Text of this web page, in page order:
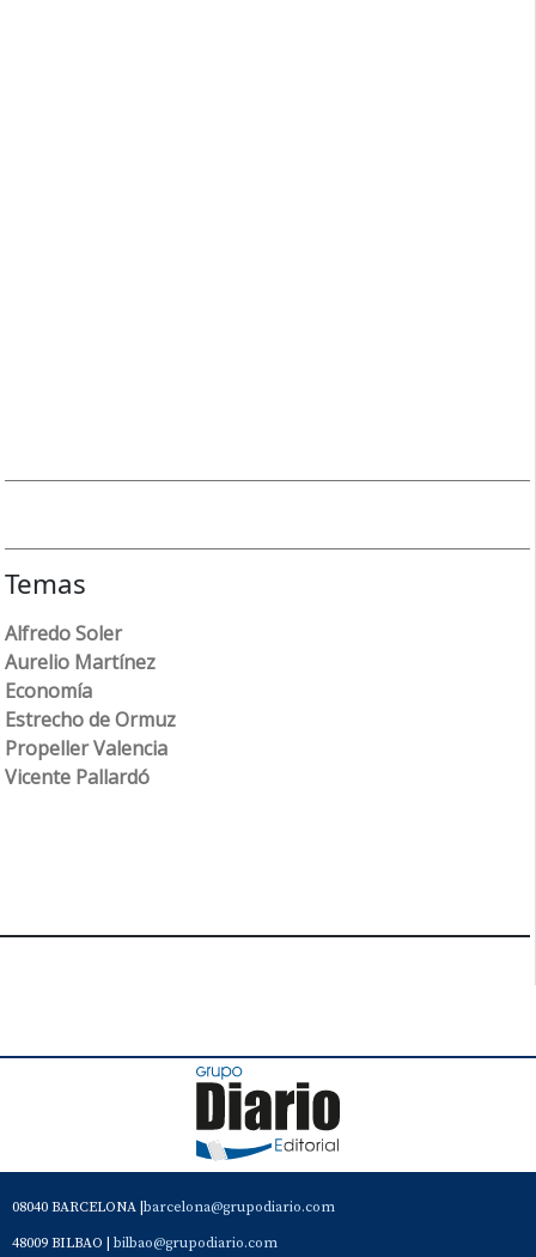
Temas
Alfredo Soler
Aurelio Martínez
Economía
Estrecho de Ormuz
Propeller Valencia
Vicente Pallardó
08040 BARCELONA | barcelona@grupodiario.com
48009 BILBAO | bilbao@grupodiario.com